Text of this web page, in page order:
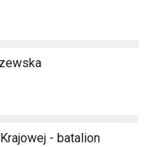
- batalion